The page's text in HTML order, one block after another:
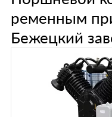
ременным
Бежецкий